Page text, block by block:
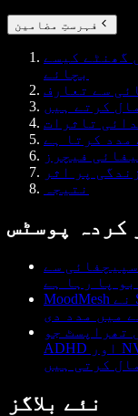
فہرستِ مضامین
گھنٹے کیسے
بچائے
سے تعارف
کرتے ہیں
تاثرات
مدد کرتا ہے
فیچرز
پر اثر
نتیجہ
کردہ پوسٹس
سے
پا رہا ہے
MoodMesh نے Speechify Text To Speech API کے ذریعے
میں مدد دی
تھراپسٹ جو
ADHD اور NVLD چیلنجز سے نمٹنے کے لیے
کرتی ہیں
نئے بلاگز